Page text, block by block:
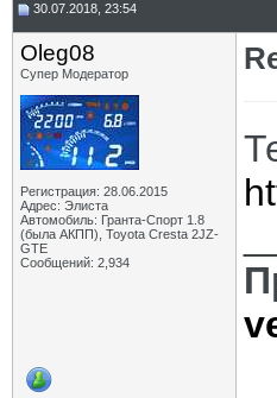
30.07.2018, 23:54
Oleg08
Супер Модератор
Регистрация: 28.06.2015
Адрес: Элиста
Автомобиль: Гранта-Спорт 1.8
(была АКПП), Toyota Cresta 2JZ-
GTE
Сообщений: 2,934